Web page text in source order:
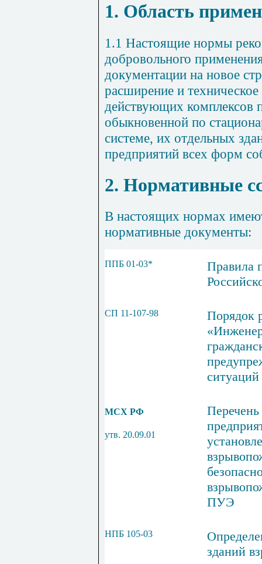
1. Область
1.1 Настоящие нормы
добровольного
документации на новое
расширение и
действующих
обыкновенной по
системе, их отдельных
предприятий всех форм
2. Нормативные
В настоящих нормах
нормативные документы:
ППБ 01-03*
Правила
СП 11-107-98
Порядок
ситуаций
МСХ РФ
утв. 20.09.01
ПУЭ
НПБ 105-03
зданий